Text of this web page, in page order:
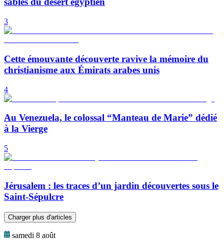
3
Cette émouvante découverte ravive la mémoire du
christianisme aux Émirats arabes unis
4
Au Venezuela, le colossal “Manteau de Marie” dédié
à la Vierge
5
Jérusalem : les traces d’un jardin découvertes sous le
Saint-Sépulcre
Charger plus d'articles
samedi 8 août